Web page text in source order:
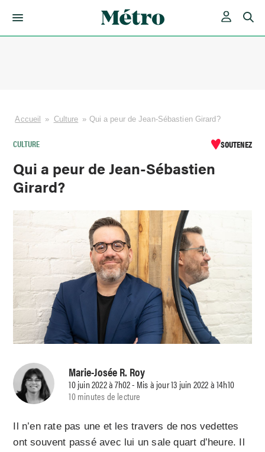
Accueil » Culture » Qui a peur de Jean-Sébastien Girard?
CULTURE SOUTENEZ
Qui a peur de Jean-Sébastien
Girard?
Marie-Josée R. Roy
10 juin 2022 à 7h02 - Mis à jour 13 juin 2022 à 14h10
10 minutes de lecture
Il n’en rate pas une et les travers de nos vedettes
ont souvent passé avec lui un sale quart d’heure. Il